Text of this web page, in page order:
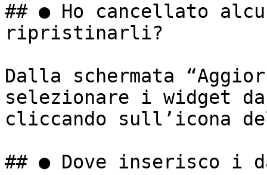
## ● Ho cancellato
ripristinarli?
Dalla schermata
selezionare i widget
cliccando sull’icona
## ● Dove inserisco i